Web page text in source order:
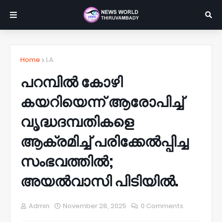
Home LA
പറമ്പിൽ കോഴി
കയറിയെന്ന് ആരോപിച്ച്
വൃദ്ധദമ്പതികളെ
ആക്രമിച്ച്‌ പരിക്കേൽപ്പിച്ച
സംഭവത്തിൽ;
അയൽവാസി പിടിയിൽ.
Admin November 28, 2025 0 Comments